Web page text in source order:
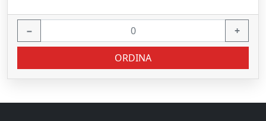
− +
ORDINA